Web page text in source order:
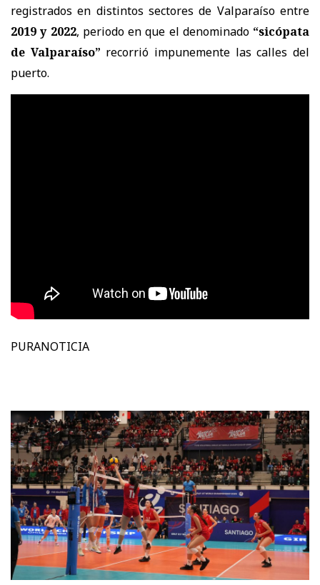
registrados en distintos sectores de Valparaíso entre
2019 y 2022, periodo en que el denominado “sicópata
de Valparaíso” recorrió impunemente las calles del
puerto.
PURANOTICIA